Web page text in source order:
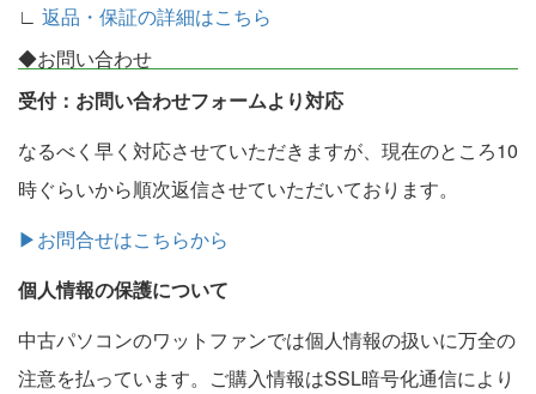
∟ 返品・保証の詳細はこちら
◆お問い合わせ
受付：お問い合わせフォームより対応
なるべく早く対応させていただきますが、現在のところ10
時ぐらいから順次返信させていただいております。
▶お問合せはこちらから
個人情報の保護について
中古パソコンのワットファンでは個人情報の扱いに万全の
注意を払っています。ご購入情報はSSL暗号化通信により